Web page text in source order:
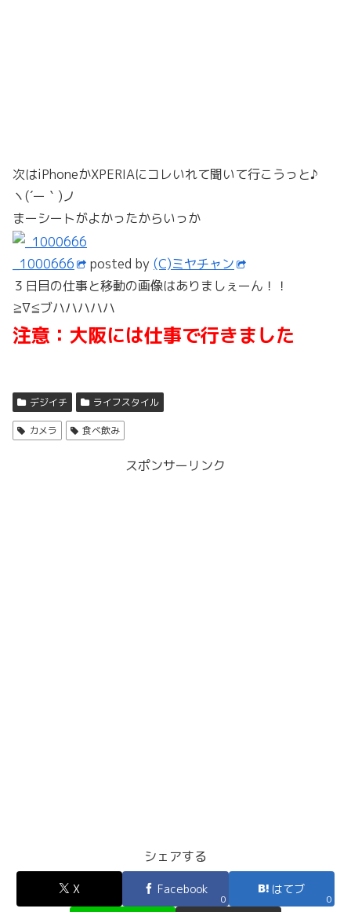
次はiPhoneかXPERIAにコレいれて聞いて行こうっと♪
ヽ(´ー｀)ノ
まーシートがよかったからいっか
_1000666 posted by (C)ミヤチャン
３日目の仕事と移動の画像はありましぇーん！！
≧∇≦ブハハハハハ
注意：大阪には仕事で行きました
デジイチ ライフスタイル
カメラ 食べ飲み
スポンサーリンク
シェアする
X Facebook
0
はてブ
0